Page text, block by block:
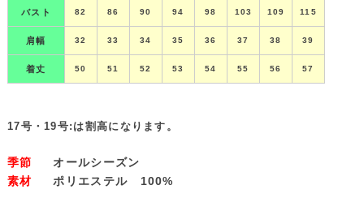
バスト 82 86 90 94 98 103 109 115
肩幅 32 33 34 35 36 37 38 39
着丈 50 51 52 53 54 55 56 57
17号・19号:は割高になります。
季節 オールシーズン
素材 ポリエステル 100%